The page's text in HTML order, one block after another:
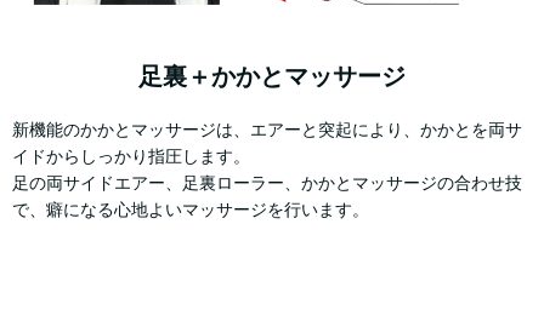
足裏＋かかとマッサージ
新機能のかかとマッサージは、エアーと突起により、かかとを両サ
イドからしっかり指圧します。
足の両サイドエアー、足裏ローラー、かかとマッサージの合わせ技
で、癖になる心地よいマッサージを行います。